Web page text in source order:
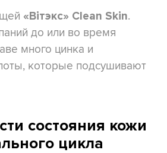
«Вітэкс» Clean Skin.
до или во время
много цинка и
которые подсушивают
состояния кожи
цикла